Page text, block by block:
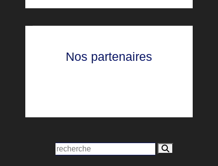
Nos partenaires